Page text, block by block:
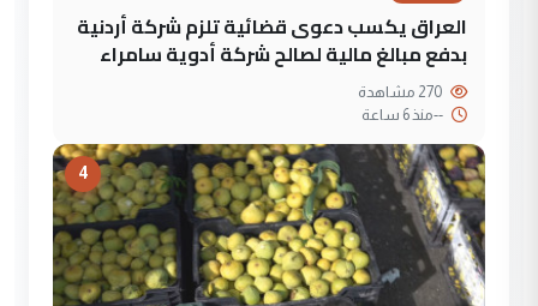
العراق يكسب دعوى قضائية تلزم شركة أردنية
بدفع مبالغ مالية لصالح شركة أدوية سامراء
--منذ 6 ساعة
4